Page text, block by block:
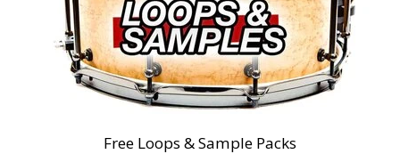
Free Loops & Sample Packs